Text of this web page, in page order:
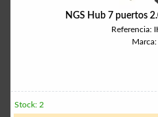
NGS Hub 7 puertos
Referencia:
Marca:
Stock: 2